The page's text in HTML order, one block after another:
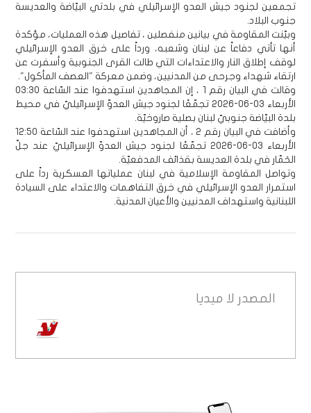
تجمعين لجنود جيش العدو الإسرائيلي في بلدتي البيّاضة والعديسة
جنوب البلاد.
وبيّنت المقاومة في بيانين منفصلين ، تفاصيل هذه العمليات، مؤكدة
أنها تأتي دفاعاً عن لبنان وشعبه، ورداً على خرق العدو الإسرائيلي
لوقف إطلاق النار والاعتداءات التي طالت القرى الجنوبية وأسفرت عن
ارتقاء شهداء وجرحى من المدنيين، وضمن معركة "العصف المأكول".
وقالت في البيان رقم 1 ، إن المجاهدين استهدفوا عند السّاعة 03:30
الأربعاء 03-06-2026‏ تجمّعًا لجنود جيش العدوّ الإسرائيليّ في محيط
بلدة البيّاضة جنوبيّ لبنان بصلية صاروخيّة.
وأضافت في البيان رقم 2 ، أن المجاهدين استهدفوا عند السّاعة 12:50
الأربعاء 03-06-2026‏ تجمّعًا لجنود جيش العدوّ الإسرائيليّ عند جلّ
الحَمّار في بلدة العديسة بقذائف المدفعيّة.
وتواصل المقاومة الإسلامية في لبنان عملياتها العسكرية رداً على
استمرار العدو الإسرائيلي في خرق التفاهمات والاعتداء على السيادة
اللبنانية واستهداف المدنيين والأعيان المدنية.
المصدر لا ميديا